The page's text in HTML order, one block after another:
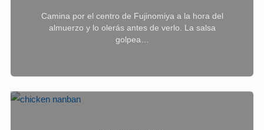
lectura
Camina por el centro de Fujinomiya a la hora del
almuerzo y lo olerás antes de verlo. La salsa
golpea…